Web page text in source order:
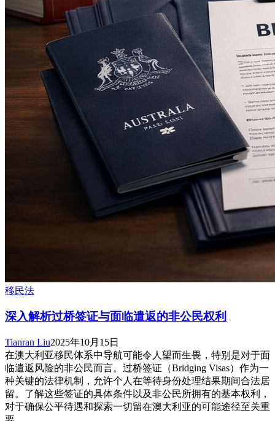
移民法
深入解析过桥签证与面临遣返的非公民权利
Tianran Liu2025年10月15日
在澳大利亚移民体系中导航可能令人望而生畏，特别是对于面
临遣返风险的非公民而言。过桥签证（Bridging Visas）作为一
种关键的法律机制，允许个人在等待身份处理结果期间合法居
留。了解这些签证的具体条件以及非公民所拥有的基本权利，
对于确保公平待遇和探索一切留在澳大利亚的可能途径至关重